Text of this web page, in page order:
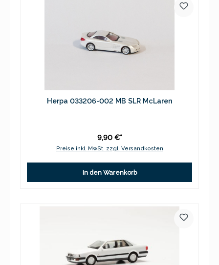
Herpa 033206-002 MB SLR McLaren
9,90 €*
Preise inkl. MwSt. zzgl. Versandkosten
In den Warenkorb